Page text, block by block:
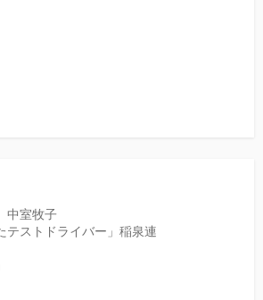
中室牧子
テストドライバー」稲泉連